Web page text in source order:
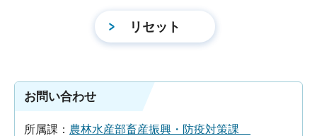
お問い合わせ
所属課： 農林水産部畜産振興・防疫対策課